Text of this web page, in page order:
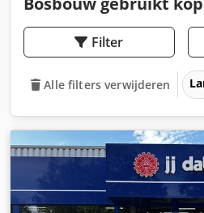
Filter
Alle filters verwijderen